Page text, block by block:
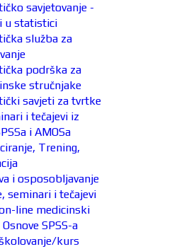
savjetovanje -
u statistici
služba za
podrška za
stručnjake
savjeti za tvrtke
i tečajevi iz
i AMOSa
Trening,
i osposobljavanje
seminari i tečajevi
line medicinski
SPSS-a
kurs